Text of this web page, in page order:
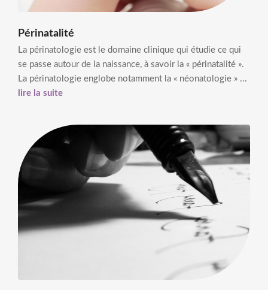
Périnatalité
La périnatologie est le domaine clinique qui étudie ce qui
se passe autour de la naissance, à savoir la « périnatalité ».
La périnatologie englobe notamment la « néonatologie » ...
lire la suite